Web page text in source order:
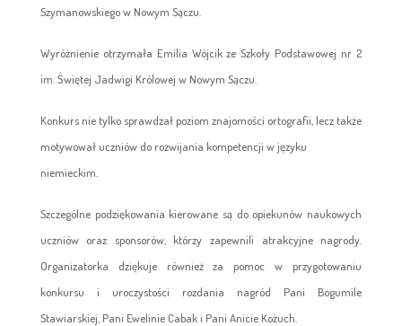
Szymanowskiego w Nowym Sączu.
Wyróżnienie otrzymała Emilia Wójcik ze Szkoły Podstawowej nr 2
im. Świętej Jadwigi Królowej w Nowym Sączu.
Konkurs nie tylko sprawdzał poziom znajomości ortografii, lecz także
motywował uczniów do rozwijania kompetencji w języku
niemieckim.
Szczególne podziękowania kierowane są do opiekunów naukowych
uczniów oraz sponsorów, którzy zapewnili atrakcyjne nagrody.
Organizatorka dziękuje również za pomoc w przygotowaniu
konkursu i uroczystości rozdania nagród Pani Bogumile
Stawiarskiej, Pani Ewelinie Cabak i Pani Anicie Kożuch.